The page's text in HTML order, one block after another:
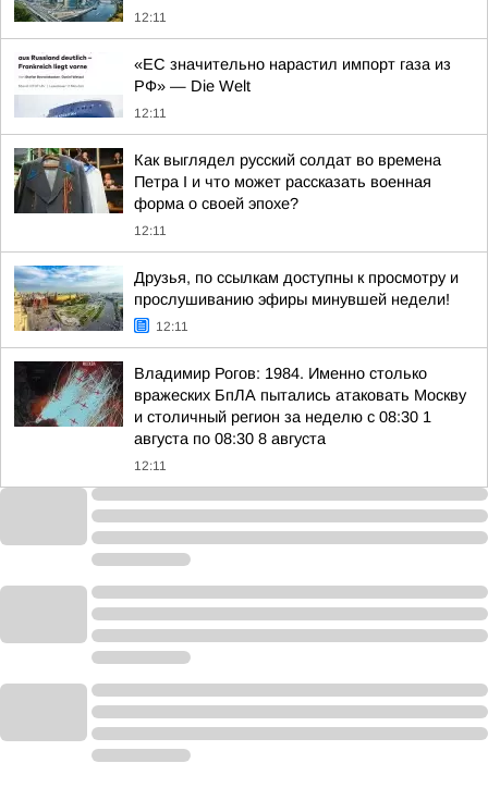
12:11
«ЕС значительно нарастил импорт газа из
РФ» — Die Welt
12:11
Как выглядел русский солдат во времена
Петра I и что может рассказать военная
форма о своей эпохе?
12:11
Друзья, по ссылкам доступны к просмотру и
прослушиванию эфиры минувшей недели!
12:11
Владимир Рогов: 1984. Именно столько
вражеских БпЛА пытались атаковать Москву
и столичный регион за неделю с 08:30 1
августа по 08:30 8 августа
12:11